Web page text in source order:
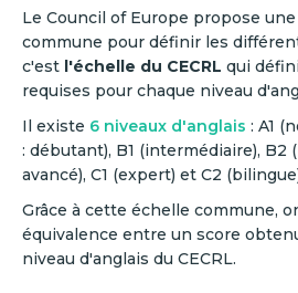
Le Council of Europe propose
commune pour définir les
c'est l'échelle du CECRL qui
requises pour chaque niveau
Il existe 6 niveaux d'anglais : A1
: débutant), B1 (intermédiaire), B2
avancé), C1 (expert) et C2
Grâce à cette échelle commune,
équivalence entre un score
niveau d'anglais du CECRL.